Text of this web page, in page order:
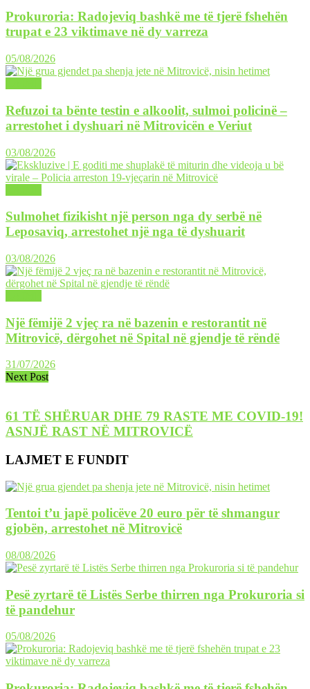
Prokuroria: Radojeviq bashkë me të tjerë fshehën
trupat e 23 viktimave në dy varreza
05/08/2026
Refuzoi ta bënte testin e alkoolit, sulmoi policinë –
arrestohet i dyshuari në Mitrovicën e Veriut
03/08/2026
Sulmohet fizikisht një person nga dy serbë në
Leposaviq, arrestohet një nga të dyshuarit
03/08/2026
Një fëmijë 2 vjeç ra në bazenin e restorantit në
Mitrovicë, dërgohet në Spital në gjendje të rëndë
31/07/2026
Next Post
61 TË SHËRUAR DHE 79 RASTE ME COVID-19!
ASNJË RAST NË MITROVICË
LAJMET E FUNDIT
Tentoi t’u japë policëve 20 euro për të shmangur
gjobën, arrestohet në Mitrovicë
08/08/2026
Pesë zyrtarë të Listës Serbe thirren nga Prokuroria si
të pandehur
05/08/2026